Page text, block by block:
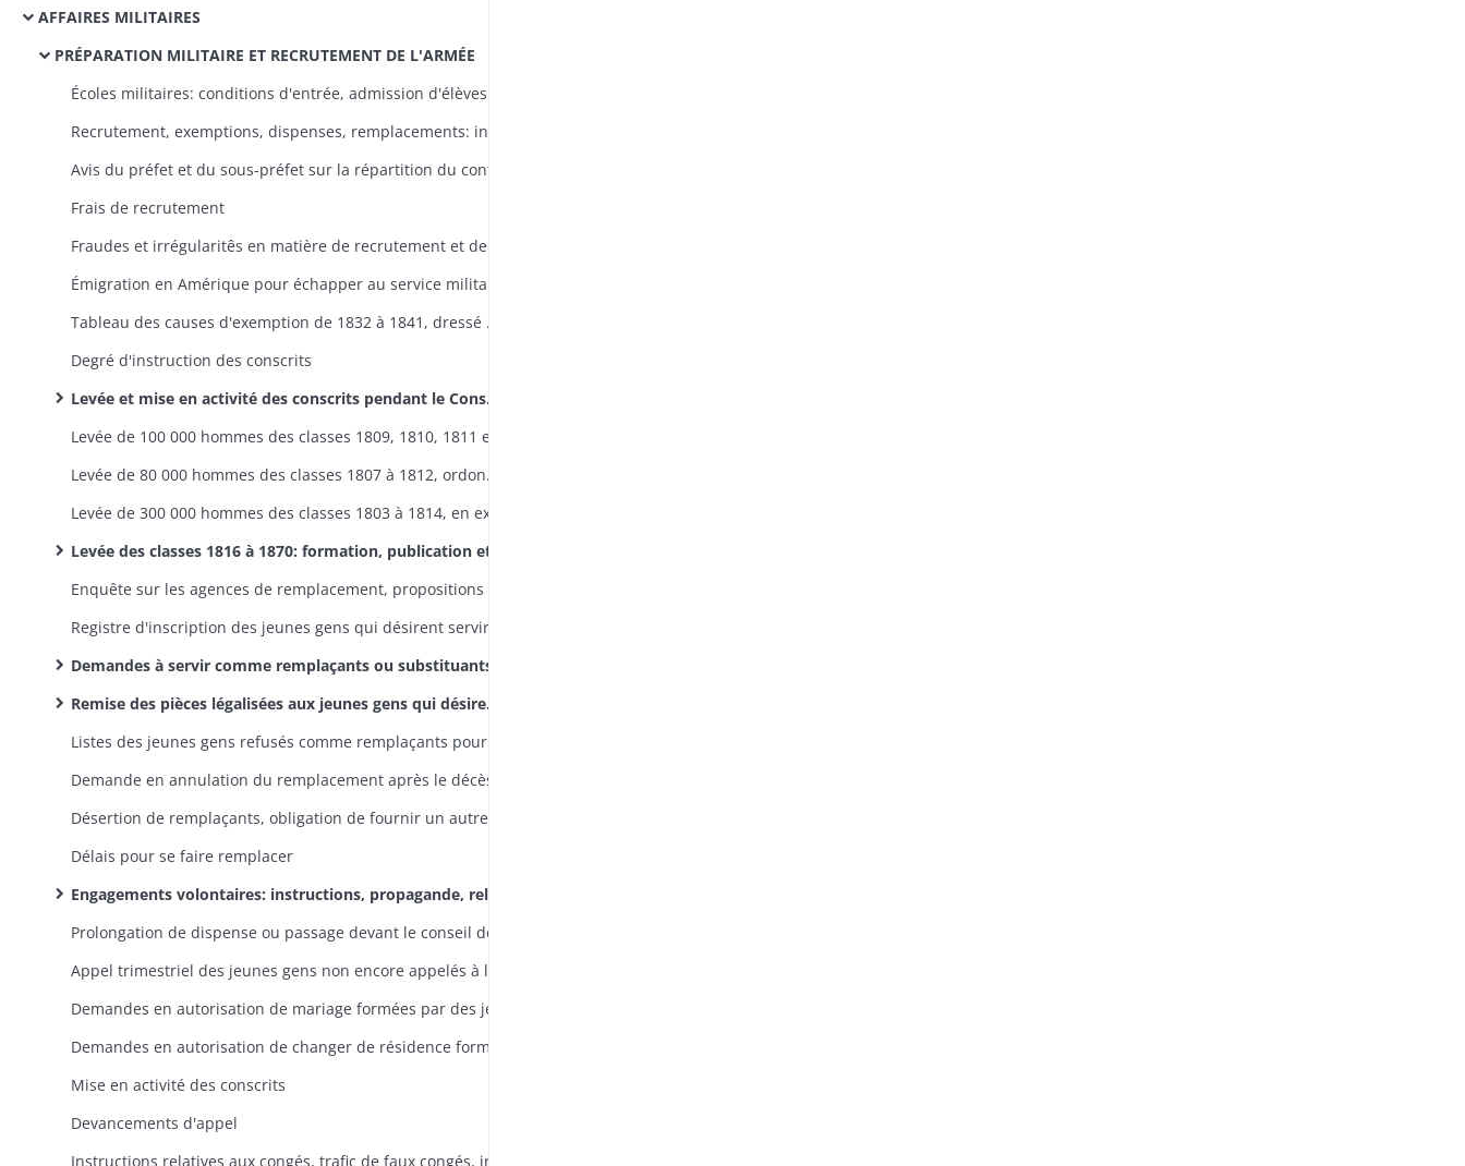
AFFAIRES MILITAIRES
PRÉPARATION MILITAIRE ET RECRUTEMENT DE L'ARMÉE
Frais de recrutement
Émigration en Amérique pour échapper au service militaire
Tableau des causes d'exemption de 1832 à 1841, dressé par le Dr Penot
Degré d'instruction des conscrits
Levée et mise en activité des conscrits pendant le Consulat et l'Empire : fixation du contingent de chaque canton, désignation des conscrits, exemptions, dispenses, placement à la fin du dépôtt, taxation des conscrits réformés, arrestation des conscrits n'offrant pas des garanties suffisantes, recherche des réfractaires, remplacements
Levée de 80 000 hommes des classes 1807 à 1812, ordonnée par le décret impérial du 4 avril 1813
Levée des classes 1816 à 1870: formation, publication et examen des tableaux de recensement, tirage au sort, opérations du conseil de révision, exemptions, dispenses, remplacements
Demandes à servir comme remplaçants ou substituants, légalisation des pièces exigées
Remise des pièces légalisées aux jeunes gens qui désirent servir comme remplaçants ou substituants
Délais pour se faire remplacer
Engagements volontaires: instructions, propagande, relevés des enrôlés volontaires, gratification aux maires
Mise en activité des conscrits
Devancements d'appel